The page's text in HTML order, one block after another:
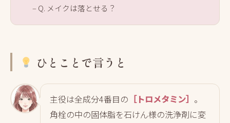
Q. メイクは落とせる？
ひとことで言うと
主役は全成分4番目の ［トロメタミン］ 。
角栓の中の固体脂を石けん様の洗浄剤に変